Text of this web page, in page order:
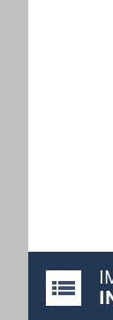
Justiz-